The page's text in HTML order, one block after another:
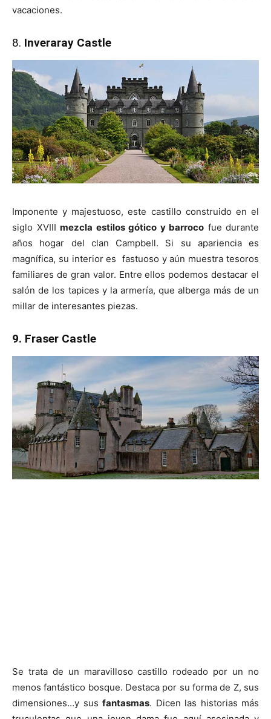
vacaciones.
8. Inveraray Castle
Imponente y majestuoso, este castillo construido en el
siglo XVIII mezcla estilos gótico y barroco fue durante
años hogar del clan Campbell. Si su apariencia es
magnífica, su interior es fastuoso y aún muestra tesoros
familiares de gran valor. Entre ellos podemos destacar el
salón de los tapices y la armería, que alberga más de un
millar de interesantes piezas.
9. Fraser Castle
Se trata de un maravilloso castillo rodeado por un no
menos fantástico bosque. Destaca por su forma de Z, sus
dimensiones…y sus fantasmas. Dicen las historias más